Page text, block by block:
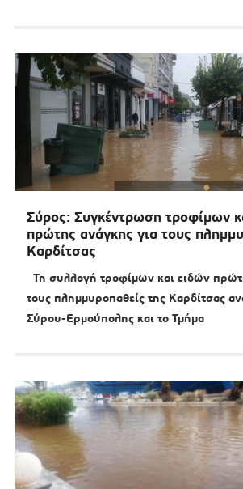
Σύρος: Συγκέντρωση τροφίμων
πρώτης ανάγκης για τους
Καρδίτσας
Τη συλλογή τροφίμων και ειδών
τους πλημμυροπαθείς της Καρδίτσας
Σύρου-Ερμούπολης και το Τμήμα